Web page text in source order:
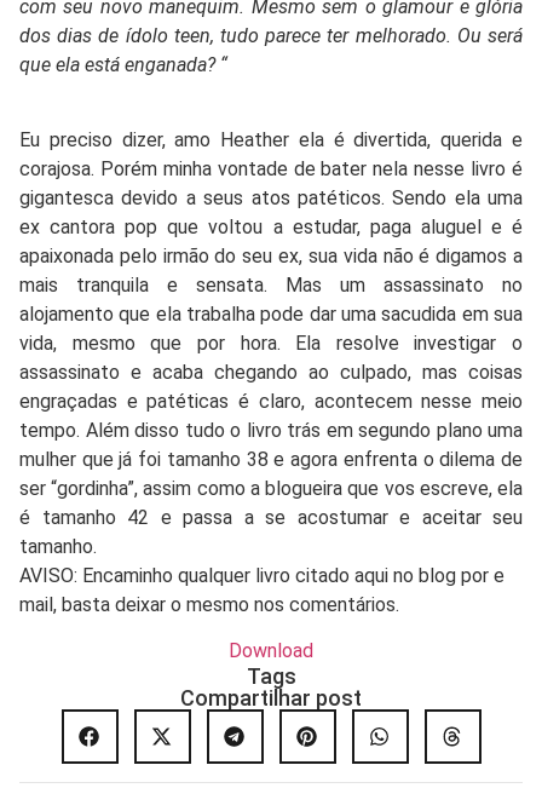
com seu novo manequim. Mesmo sem o glamour e glória
dos dias de ídolo teen, tudo parece ter melhorado. Ou será
que ela está enganada? “
Eu preciso dizer, amo Heather ela é divertida, querida e
corajosa. Porém minha vontade de bater nela nesse livro é
gigantesca devido a seus atos patéticos. Sendo ela uma
ex cantora pop que voltou a estudar, paga aluguel e é
apaixonada pelo irmão do seu ex, sua vida não é digamos a
mais tranquila e sensata. Mas um assassinato no
alojamento que ela trabalha pode dar uma sacudida em sua
vida, mesmo que por hora. Ela resolve investigar o
assassinato e acaba chegando ao culpado, mas coisas
engraçadas e patéticas é claro, acontecem nesse meio
tempo. Além disso tudo o livro trás em segundo plano uma
mulher que já foi tamanho 38 e agora enfrenta o dilema de
ser “gordinha”, assim como a blogueira que vos escreve, ela
é tamanho 42 e passa a se acostumar e aceitar seu
tamanho.
AVISO: Encaminho qualquer livro citado aqui no blog por e
mail, basta deixar o mesmo nos comentários.
Download
Tags
Compartilhar post